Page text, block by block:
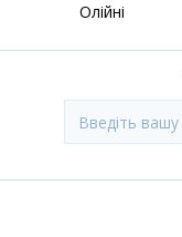
Олійні